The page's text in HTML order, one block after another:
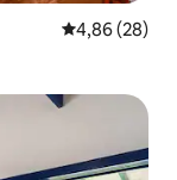
Évaluation
4,86 (28)